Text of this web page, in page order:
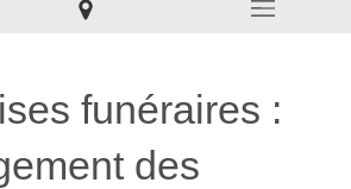
funéraires :
des